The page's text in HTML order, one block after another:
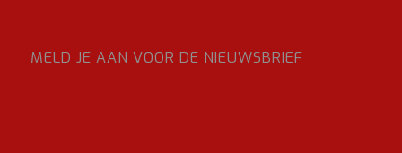
MELD JE AAN VOOR DE NIEUWSBRIEF